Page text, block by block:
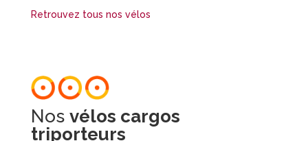
Retrouvez tous nos vélos
Nos vélos cargos
triporteurs